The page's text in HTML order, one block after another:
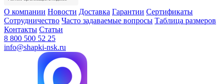
О компании Новости Доставка Гарантии Сертификаты
Сотрудничество Часто задаваемые вопросы Таблица размеров
Контакты Статьи
8 800 500 52 25
info@shapki-nsk.ru